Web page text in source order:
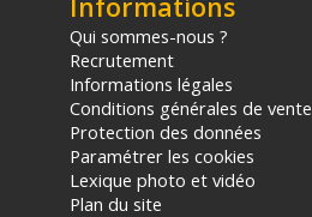
Qui sommes-nous ?
Recrutement
Informations légales
Conditions générales de vente
Protection des données
Paramétrer les cookies
Lexique photo et vidéo
Plan du site